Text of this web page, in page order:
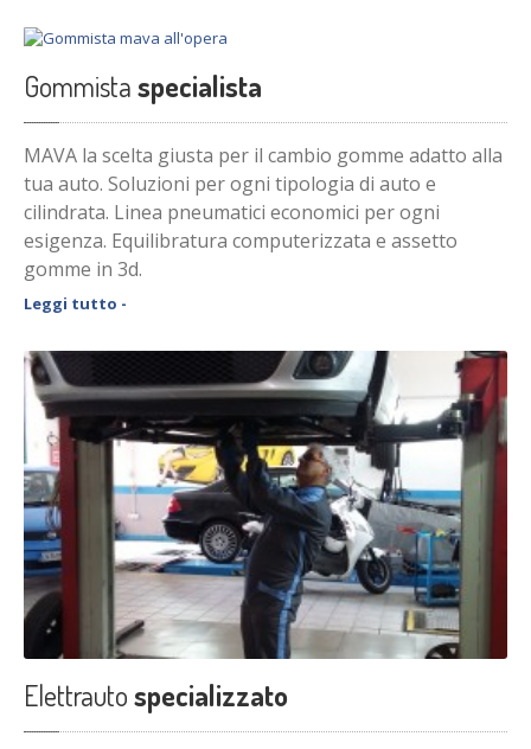
Gommistaspecialista
MAVA la scelta giusta per il cambio gomme adatto alla
tua auto. Soluzioni per ogni tipologia di auto e
cilindrata. Linea pneumatici economici per ogni
esigenza. Equilibratura computerizzata e assetto
gomme in 3d.
Leggi tutto -
Elettrautospecializzato